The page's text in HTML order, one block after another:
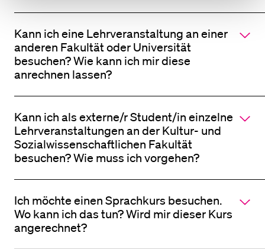
Kann ich eine Lehrveranstaltung an einer
anderen Fakultät oder Universität
besuchen? Wie kann ich mir diese
anrechnen lassen?
Kann ich als externe/r Student/in einzelne
Lehrveranstaltungen an der Kultur- und
Sozialwissenschaftlichen Fakultät
besuchen? Wie muss ich vorgehen?
Ich möchte einen Sprachkurs besuchen.
Wo kann ich das tun? Wird mir dieser Kurs
angerechnet?